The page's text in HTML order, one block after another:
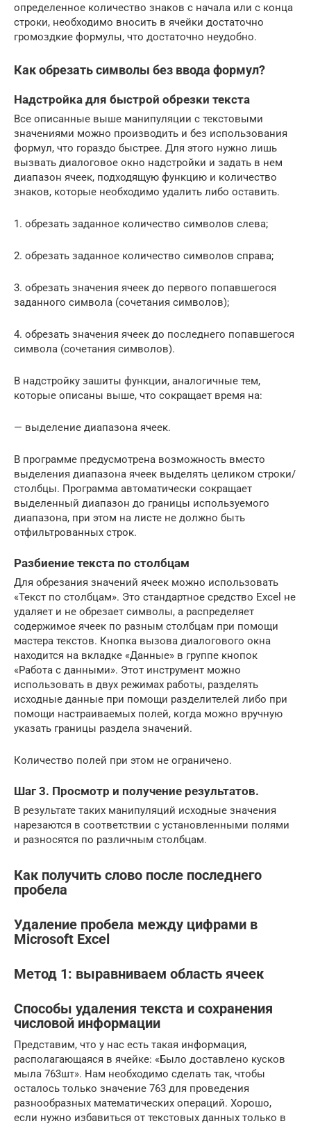
определенное количество знаков с начала или с конца
строки, необходимо вносить в ячейки достаточно
громоздкие формулы, что достаточно неудобно.
Как обрезать символы без ввода формул?
Надстройка для быстрой обрезки текста
Все описанные выше манипуляции с текстовыми
значениями можно производить и без использования
формул, что гораздо быстрее. Для этого нужно лишь
вызвать диалоговое окно надстройки и задать в нем
диапазон ячеек, подходящую функцию и количество
знаков, которые необходимо удалить либо оставить.
1. обрезать заданное количество символов слева;
2. обрезать заданное количество символов справа;
3. обрезать значения ячеек до первого попавшегося
заданного символа (сочетания символов);
4. обрезать значения ячеек до последнего попавшегося
символа (сочетания символов).
В надстройку зашиты функции, аналогичные тем,
которые описаны выше, что сокращает время на:
— выделение диапазона ячеек.
В программе предусмотрена возможность вместо
выделения диапазона ячеек выделять целиком строки/
столбцы. Программа автоматически сокращает
выделенный диапазон до границы используемого
диапазона, при этом на листе не должно быть
отфильтрованных строк.
Разбиение текста по столбцам
Для обрезания значений ячеек можно использовать
«Текст по столбцам». Это стандартное средство Excel не
удаляет и не обрезает символы, а распределяет
содержимое ячеек по разным столбцам при помощи
мастера текстов. Кнопка вызова диалогового окна
находится на вкладке «Данные» в группе кнопок
«Работа с данными». Этот инструмент можно
использовать в двух режимах работы, разделять
исходные данные при помощи разделителей либо при
помощи настраиваемых полей, когда можно вручную
указать границы раздела значений.
Количество полей при этом не ограничено.
Шаг 3. Просмотр и получение результатов.
В результате таких манипуляций исходные значения
нарезаются в соответствии с установленными полями
и разносятся по различным столбцам.
Как получить слово после последнего
пробела
Удаление пробела между цифрами в
Microsoft Excel
Метод 1: выравниваем область ячеек
Способы удаления текста и сохранения
числовой информации
Представим, что у нас есть такая информация,
располагающаяся в ячейке: «Было доставлено кусков
мыла 763шт». Нам необходимо сделать так, чтобы
осталось только значение 763 для проведения
разнообразных математических операций. Хорошо,
если нужно избавиться от текстовых данных только в